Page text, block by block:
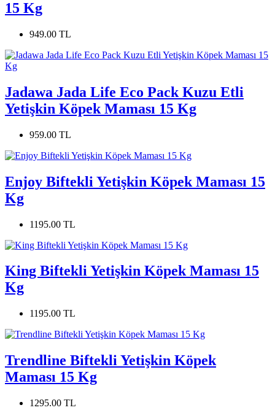
15 Kg
949.00 TL
Jadawa Jada Life Eco Pack Kuzu Etli
Yetişkin Köpek Maması 15 Kg
959.00 TL
Enjoy Biftekli Yetişkin Köpek Maması 15
Kg
1195.00 TL
King Biftekli Yetişkin Köpek Maması 15
Kg
1195.00 TL
Trendline Biftekli Yetişkin Köpek
Maması 15 Kg
1295.00 TL